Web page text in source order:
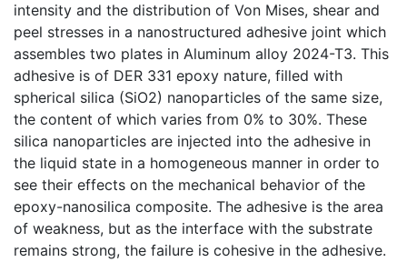
intensity and the distribution of Von Mises, shear and
peel stresses in a nanostructured adhesive joint which
assembles two plates in Aluminum alloy 2024-T3. This
adhesive is of DER 331 epoxy nature, filled with
spherical silica (SiO2) nanoparticles of the same size,
the content of which varies from 0% to 30%. These
silica nanoparticles are injected into the adhesive in
the liquid state in a homogeneous manner in order to
see their effects on the mechanical behavior of the
epoxy-nanosilica composite. The adhesive is the area
of weakness, but as the interface with the substrate
remains strong, the failure is cohesive in the adhesive.